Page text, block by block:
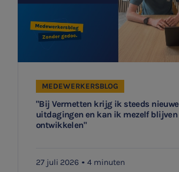
"Bij Vermetten krijg ik steeds nieuwe
uitdagingen en kan ik mezelf blijven
ontwikkelen"
MEDEWERKERSBLOG
27 juli 2026 4 minuten